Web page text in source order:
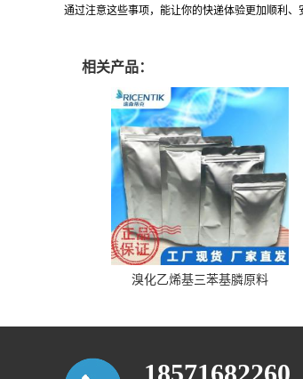
通过注意这些事项，能让你的快递体验更加顺利、
相关产品：
溴化乙烯基三苯基膦原料